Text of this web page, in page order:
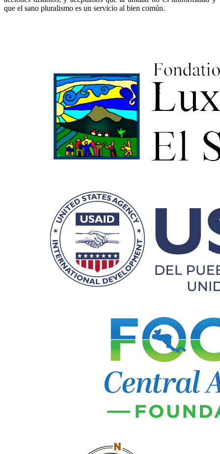
que el sano pluralismo es un servicio al bien común.